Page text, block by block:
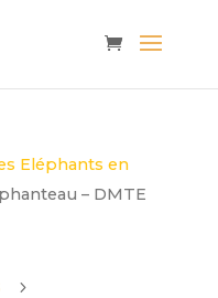
Eléphants en
– DMTE
5